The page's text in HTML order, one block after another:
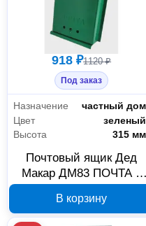
918 ₽1120 ₽
Под заказ
Назначение
частный дом
Цвет
зеленый
Высота
315 мм
Почтовый ящик Дед
Макар ДМ83 ПОЧТА с
зеленый 00-00015050
В корзину